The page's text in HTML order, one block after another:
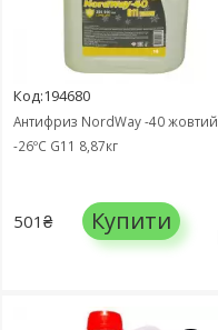
Код:194680
Антифриз NordWay -40 жовтий
-26ºC G11 8,87кг
501₴ Купити